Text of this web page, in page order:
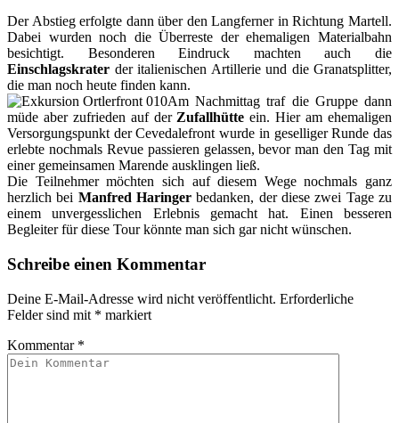
Der Abstieg erfolgte dann über den Langferner in Richtung Martell.
Dabei wurden noch die Überreste der ehemaligen Materialbahn
besichtigt. Besonderen Eindruck machten auch die
Einschlagskrater der italienischen Artillerie und die Granatsplitter,
die man noch heute finden kann.
Am Nachmittag traf die Gruppe dann
müde aber zufrieden auf der Zufallhütte ein. Hier am ehemaligen
Versorgungspunkt der Cevedalefront wurde in geselliger Runde das
erlebte nochmals Revue passieren gelassen, bevor man den Tag mit
einer gemeinsamen Marende ausklingen ließ.
Die Teilnehmer möchten sich auf diesem Wege nochmals ganz
herzlich bei Manfred Haringer bedanken, der diese zwei Tage zu
einem unvergesslichen Erlebnis gemacht hat. Einen besseren
Begleiter für diese Tour könnte man sich gar nicht wünschen.
Schreibe einen Kommentar
Deine E-Mail-Adresse wird nicht veröffentlicht. Erforderliche
Felder sind mit * markiert
Kommentar *